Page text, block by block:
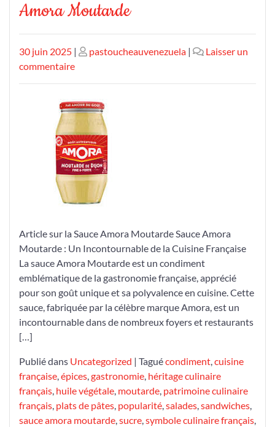
Amora Moutarde
Publié
le
30 juin 2025 | Publié
pastoucheauvenezuela |
Laisser un
commentairesur
Délices
la
Sauce
Amora
Moutarde
Article sur la Sauce Amora Moutarde Sauce Amora
Moutarde : Un Incontournable de la Cuisine Française
La sauce Amora Moutarde est un condiment
emblématique de la gastronomie française, apprécié
pour son goût unique et sa polyvalence en cuisine. Cette
sauce, fabriquée par la célèbre marque Amora, est un
incontournable dans de nombreux foyers et restaurants
[…]
Publié dans Uncategorized | Taguécondiment,cuisine
française,épices,gastronomie, héritage culinaire
français, huile végétale, moutarde, patrimoine culinaire
français, plats de pâtes, popularité,salades,sandwiches,
sauce amora moutarde,sucre,symbole culinaire français,